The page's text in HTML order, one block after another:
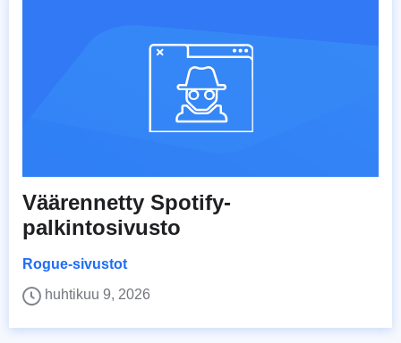
Väärennetty Spotify-
palkintosivusto
Rogue-sivustot
huhtikuu 9, 2026